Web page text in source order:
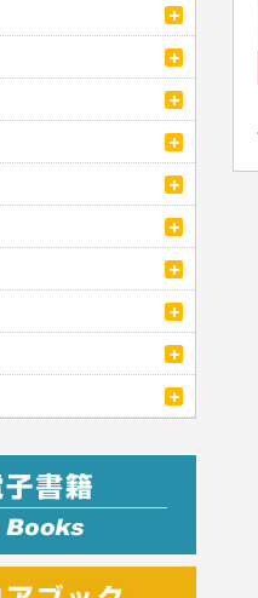
ト
料理
ット
し
ング
イズ
マナー
もレシピ
保険
プレステージ